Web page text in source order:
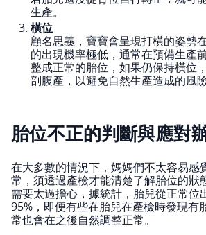
生產。
橫位
顧名思義，寶寶會呈現打橫的姿勢
的出現機率極低，通常在預備生產
整成正常的胎位，如果仍保持橫位
剖腹產，以避免自然生產造成的風險
胎位不正的判斷與應對
在大多數的情況下，媽媽們不太容易感
常，須透過產檢才能清楚了解胎位的狀
需要太過擔心，據統計，胎兒從正常位
95%，即便有些在胎兒在產檢時發現有
常也會在之後自然調整正常。